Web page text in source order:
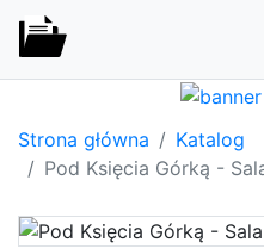
Strona główna
Katalog
Pod Księcia Górką -